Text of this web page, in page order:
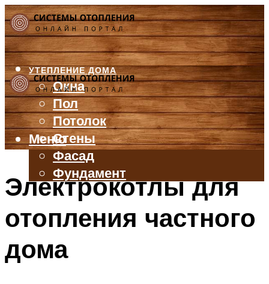
УТЕПЛЕНИЕ ДОМА
Окна
Пол
Потолок
Стены
Фасад
Фундамент
БАЛКОН И ЛОДЖИЯ
ВЕНТИЛЯЦИЯ
ТРУБЫ
Меню
Электрокотлы для
отопления частного
дома